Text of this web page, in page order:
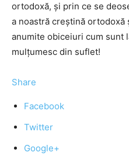
ortodoxă, şi prin ce se
a noastră creştină ortodoxă
anumite obiceiuri cum sunt
mulţumesc din suflet!
Share
Facebook
Twitter
Google+